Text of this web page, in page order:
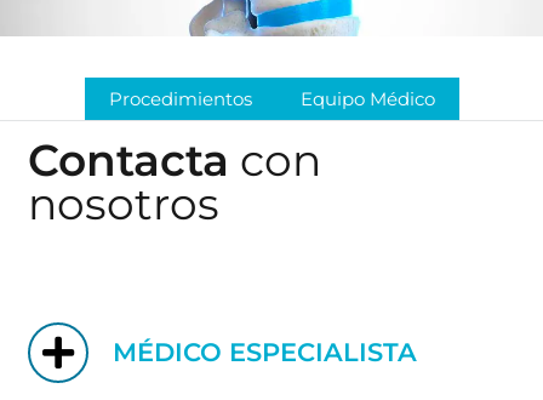
Procedimientos Equipo Médico
Contacta con
nosotros
MÉDICO ESPECIALISTA